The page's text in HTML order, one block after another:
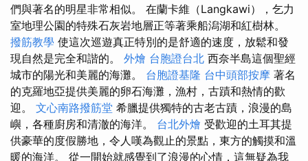
們與著名的明星非常相似。 在蘭卡維（Langkawi），乞力
室地理公園的特殊石灰岩地層正等著乘船潟湖和紅樹林。
撥筋教學 使這次巡遊真正特別的是舒適的速度，放鬆和發
現自然是完全和諧的。 外燴 台胞證台北 西奈半島這個聖經
城市的陽光和美麗的海灘。 台胞證基隆 台中頭部按摩 著名
的克羅地亞提供美麗的卵石海灘，漁村，古蹟和熱情的歡
迎。 文心南路撥筋堂 希臘提供獨特的古老古蹟，浪漫的島
嶼，各種廚房和清澈的海洋。 台北外燴 受歡迎的土耳其提
供豪華的度假勝地，令人嘆為觀止的景點，東方的觸摸和溫
暖的海洋。 從一開始就感覺到了浪漫的心情，這無疑為我